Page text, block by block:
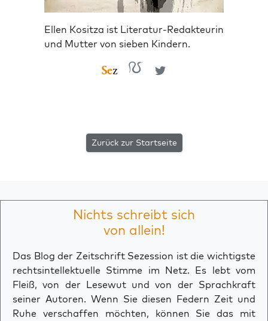
Ellen Kositza ist Literatur-Redakteurin
und Mutter von sieben Kindern.
Zurück zur Startseite
Nichts schreibt sich
von allein!
Das Blog der Zeitschrift Sezession ist die wichtigste
rechtsintellektuelle Stimme im Netz. Es lebt vom
Fleiß, von der Lesewut und von der Sprachkraft
seiner Autoren. Wenn Sie diesen Federn Zeit und
Ruhe verschaffen möchten, können Sie das mit